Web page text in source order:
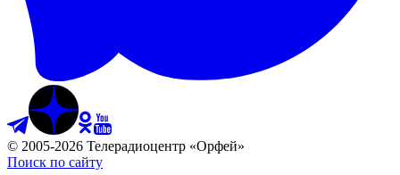
© 2005-2026 Телерадиоцентр «Орфей»
Поиск по сайту